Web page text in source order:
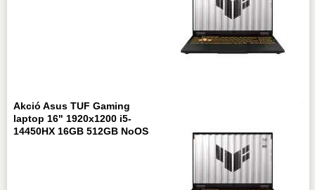
Akció Asus TUF Gaming
laptop 16" 1920x1200 i5-
14450HX 16GB 512GB NoOS